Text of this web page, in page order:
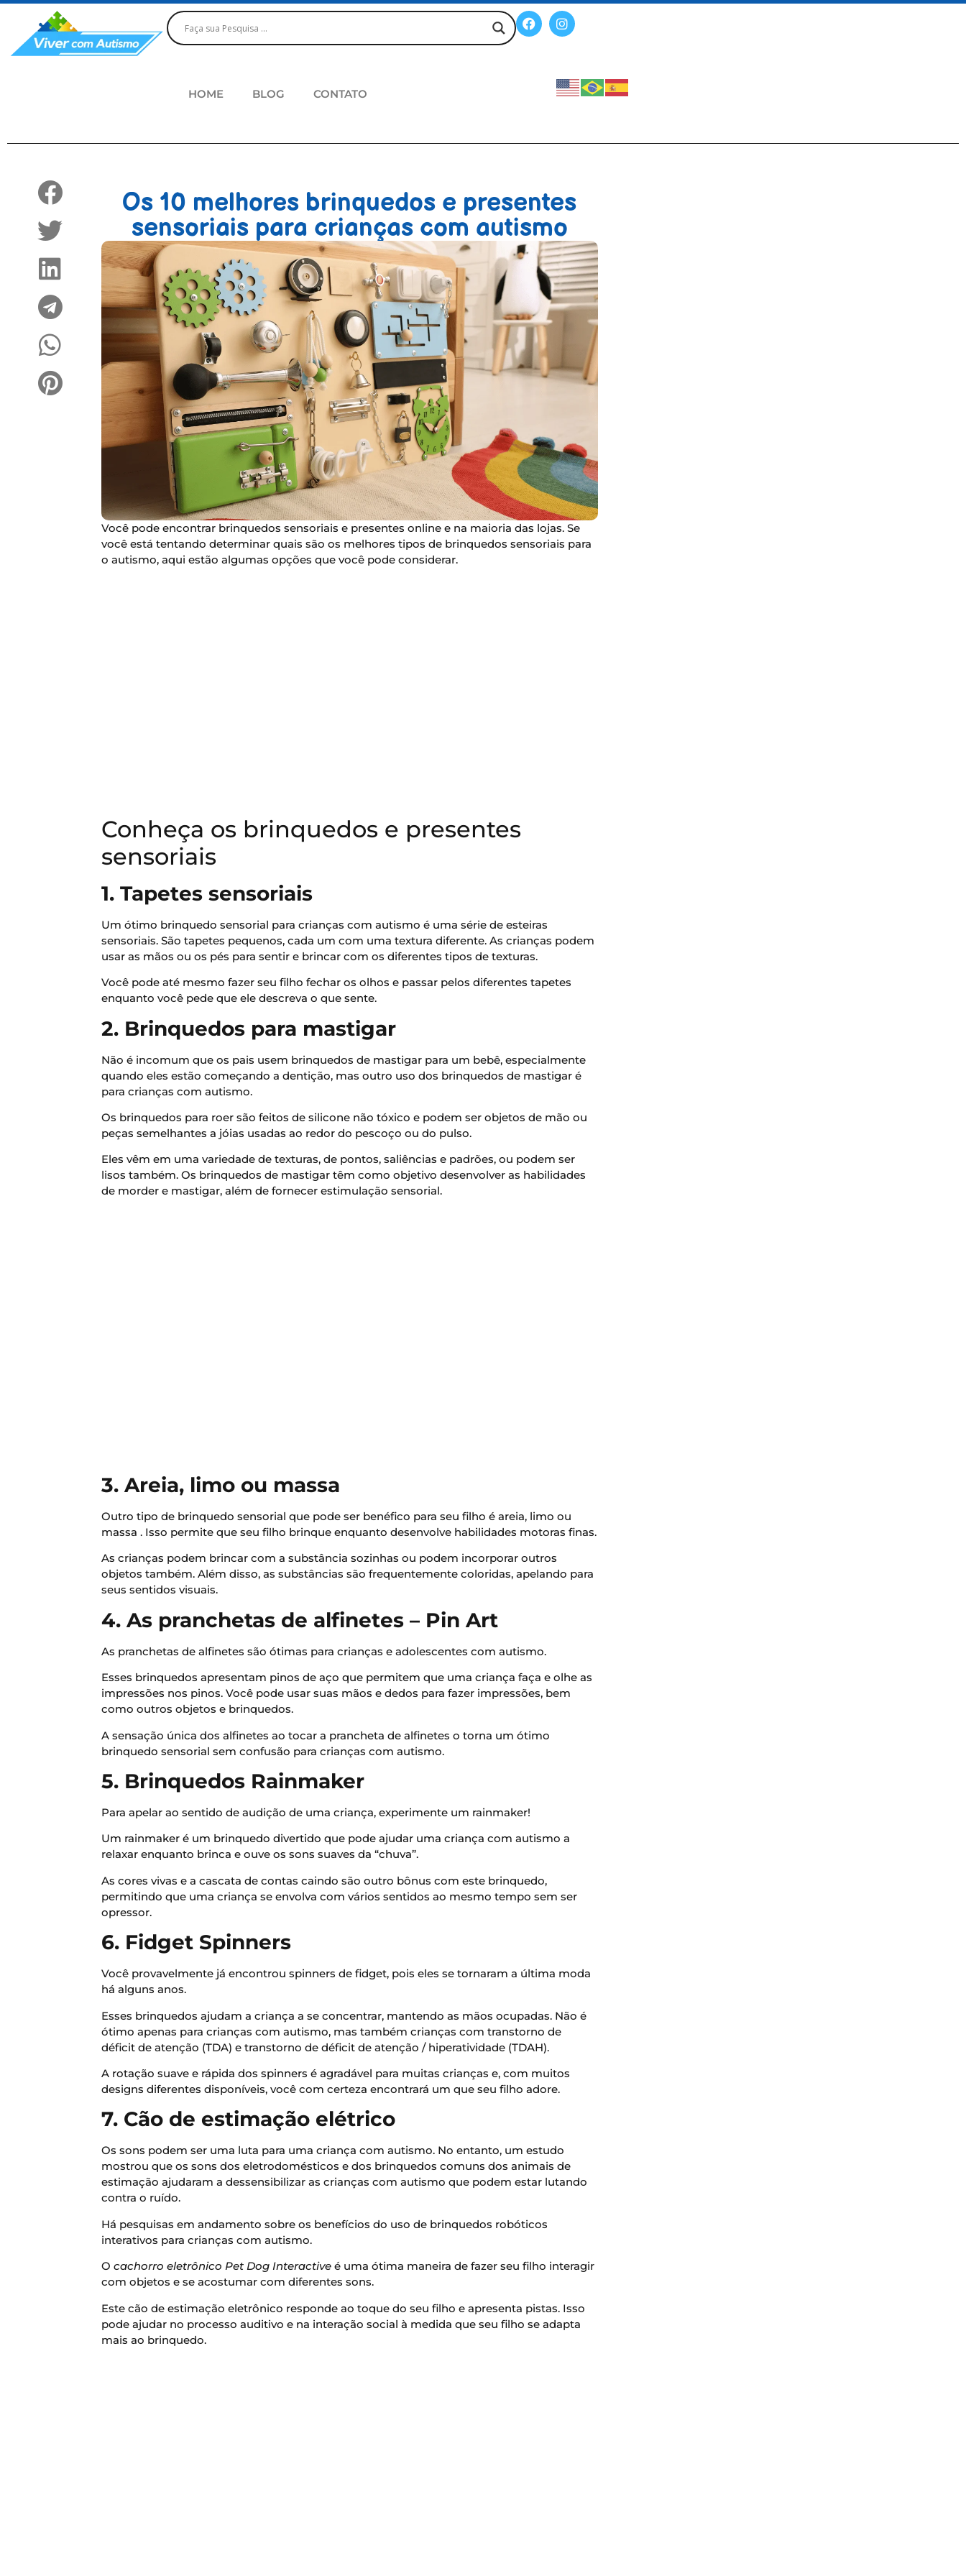
HOME BLOG CONTATO
Os 10 melhores brinquedos e presentes
sensoriais para crianças com autismo
Você pode encontrar brinquedos sensoriais e presentes online e na maioria das lojas. Se
você está tentando determinar quais são os melhores tipos de brinquedos sensoriais para
o autismo, aqui estão algumas opções que você pode considerar.
Conheça os brinquedos e presentes
sensoriais
1. Tapetes sensoriais
Um ótimo brinquedo sensorial para crianças com autismo é uma série de esteiras
sensoriais. São tapetes pequenos, cada um com uma textura diferente. As crianças podem
usar as mãos ou os pés para sentir e brincar com os diferentes tipos de texturas.
Você pode até mesmo fazer seu filho fechar os olhos e passar pelos diferentes tapetes
enquanto você pede que ele descreva o que sente.
2. Brinquedos para mastigar
Não é incomum que os pais usem brinquedos de mastigar para um bebê, especialmente
quando eles estão começando a dentição, mas outro uso dos brinquedos de mastigar é
para crianças com autismo.
Os brinquedos para roer são feitos de silicone não tóxico e podem ser objetos de mão ou
peças semelhantes a jóias usadas ao redor do pescoço ou do pulso.
Eles vêm em uma variedade de texturas, de pontos, saliências e padrões, ou podem ser
lisos também. Os brinquedos de mastigar têm como objetivo desenvolver as habilidades
de morder e mastigar, além de fornecer estimulação sensorial.
3. Areia, limo ou massa
Outro tipo de brinquedo sensorial que pode ser benéfico para seu filho é areia, limo ou
massa . Isso permite que seu filho brinque enquanto desenvolve habilidades motoras finas.
As crianças podem brincar com a substância sozinhas ou podem incorporar outros
objetos também. Além disso, as substâncias são frequentemente coloridas, apelando para
seus sentidos visuais.
4. As pranchetas de alfinetes – Pin Art
As pranchetas de alfinetes são ótimas para crianças e adolescentes com autismo.
Esses brinquedos apresentam pinos de aço que permitem que uma criança faça e olhe as
impressões nos pinos. Você pode usar suas mãos e dedos para fazer impressões, bem
como outros objetos e brinquedos.
A sensação única dos alfinetes ao tocar a prancheta de alfinetes o torna um ótimo
brinquedo sensorial sem confusão para crianças com autismo.
5. Brinquedos Rainmaker
Para apelar ao sentido de audição de uma criança, experimente um rainmaker!
Um rainmaker é um brinquedo divertido que pode ajudar uma criança com autismo a
relaxar enquanto brinca e ouve os sons suaves da “chuva”.
As cores vivas e a cascata de contas caindo são outro bônus com este brinquedo,
permitindo que uma criança se envolva com vários sentidos ao mesmo tempo sem ser
opressor.
6. Fidget Spinners
Você provavelmente já encontrou spinners de fidget, pois eles se tornaram a última moda
há alguns anos.
Esses brinquedos ajudam a criança a se concentrar, mantendo as mãos ocupadas. Não é
ótimo apenas para crianças com autismo, mas também crianças com transtorno de
déficit de atenção (TDA) e transtorno de déficit de atenção / hiperatividade (TDAH).
A rotação suave e rápida dos spinners é agradável para muitas crianças e, com muitos
designs diferentes disponíveis, você com certeza encontrará um que seu filho adore.
7. Cão de estimação elétrico
Os sons podem ser uma luta para uma criança com autismo. No entanto, um estudo
mostrou que os sons dos eletrodomésticos e dos brinquedos comuns dos animais de
estimação ajudaram a dessensibilizar as crianças com autismo que podem estar lutando
contra o ruído.
Há pesquisas em andamento sobre os benefícios do uso de brinquedos robóticos
interativos para crianças com autismo.
Ocachorro eletrônico Pet Dog Interactive é uma ótima maneira de fazer seu filho interagir
com objetos e se acostumar com diferentes sons.
Este cão de estimação eletrônico responde ao toque do seu filho e apresenta pistas. Isso
pode ajudar no processo auditivo e na interação social à medida que seu filho se adapta
mais ao brinquedo.